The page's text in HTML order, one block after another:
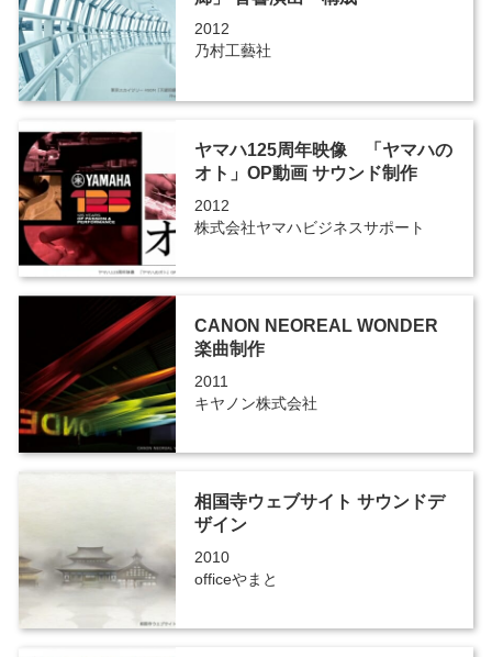
2012
乃村工藝社
ヤマハ125周年映像 「ヤマハの
オト」OP動画 サウンド制作
2012
株式会社ヤマハビジネスサポート
CANON NEOREAL WONDER
楽曲制作
2011
キヤノン株式会社
相国寺ウェブサイト サウンドデ
ザイン
2010
officeやまと